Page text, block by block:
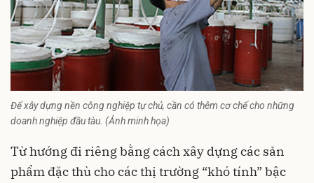
Để xây dựng nền công nghiệp tự chủ, cần có thêm cơ chế cho những
doanh nghiệp đầu tàu. (Ảnh minh họa)
Từ hướng đi riêng bằng cách xây dựng các sản
phẩm đặc thù cho các thị trường “khó tính” bậc